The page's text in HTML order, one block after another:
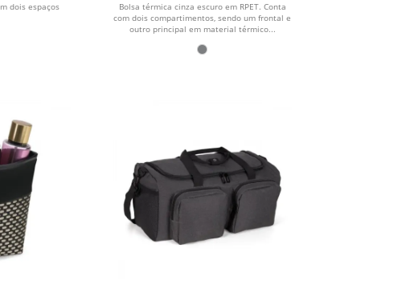
dois espaços
Bolsa térmica cinza escuro em RPET. Conta
com dois compartimentos, sendo um frontal e
outro principal em material térmico...